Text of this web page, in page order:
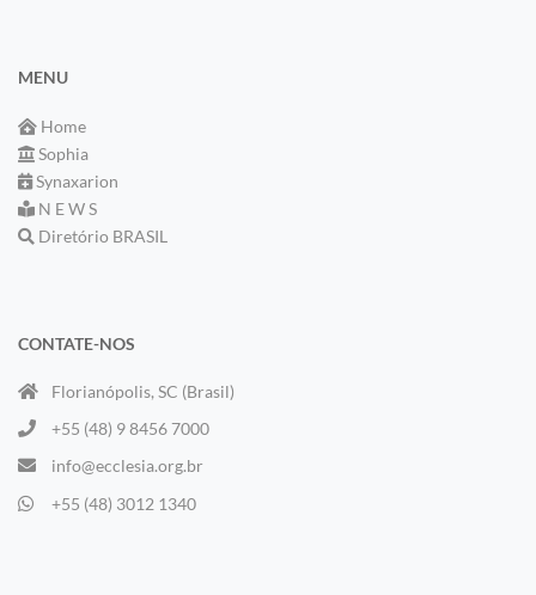
MENU
Home
Sophia
Synaxarion
N E W S
Diretório BRASIL
CONTATE-NOS
Florianópolis, SC (Brasil)
+55 (48) 9 8456 7000
info@ecclesia.org.br
+55 (48) 3012 1340